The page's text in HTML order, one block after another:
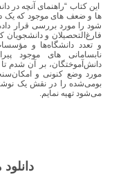
این کتاب “راهنمای آنچه در
ها و ضعف های موجود که یک
شود را مورد بررسی قرار داده
فارغ‌التحصیلان و
و تعدد دانشگاه‌ها و
نابسامانی های موجود
دانش‌آموختگان، بر آن شدم
مورد وضع کنونی و
بومی‌شده را در نقش یک
می‌شود تهیه نمایم.